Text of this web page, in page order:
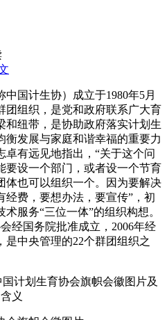
中国计生协）成立于1980年5月
团组织，是党和政府联系广大育
和纽带，是协助政府落实计划生
衡发展与家庭和谐幸福的重要力
卓有远见地指出，“关于这个问
要设一个部门，或者设一个节育
体也可以组织一个。因为要解决
经费，要想办法，要宣传”，初
服务“三位一体”的组织构想。
经国务院批准成立，2006年经
中央管理的22个群团组织之